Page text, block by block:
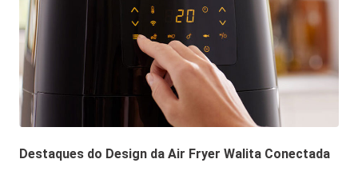
Destaques do Design da Air Fryer Walita Conectada